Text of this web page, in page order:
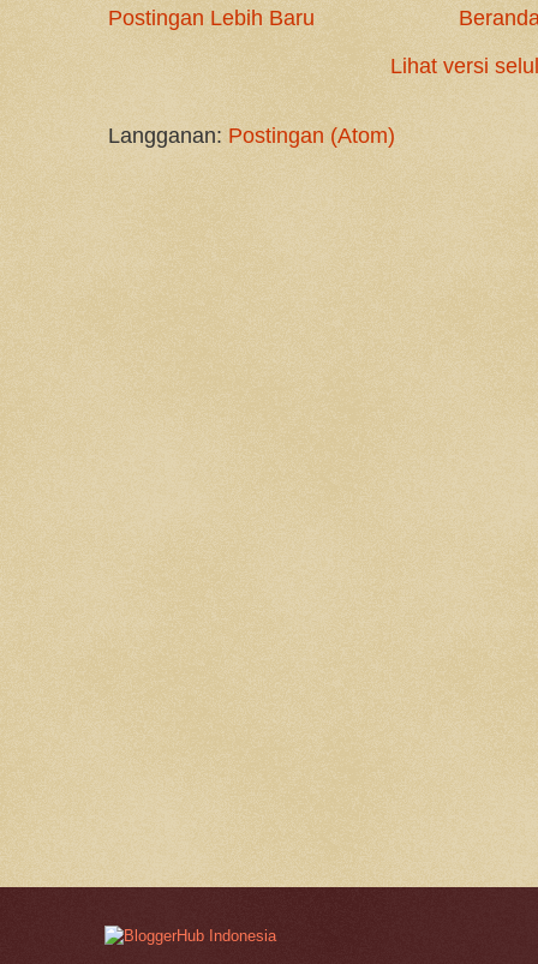
Postingan Lebih Baru
Lihat versi
Langganan: Postingan (Atom)